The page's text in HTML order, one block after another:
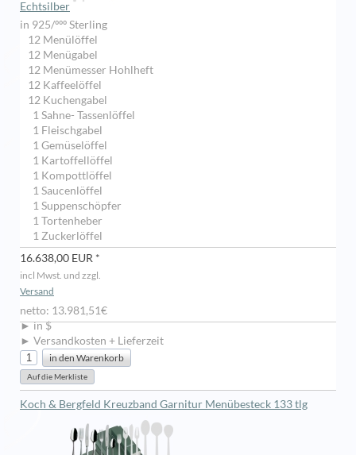
Echtsilber
in 925/ººº Sterling
12 Menülöffel
12 Menügabel
12 Menümesser Hohlheft
12 Kaffeelöffel
12 Kuchengabel
1 Sahne- Tassenlöffel
1 Fleischgabel
1 Gemüselöffel
1 Kartoffellöffel
1 Kompottlöffel
1 Saucenlöffel
1 Suppenschöpfer
1 Tortenheber
1 Zuckerlöffel
16.638,00 EUR *
incl Mwst. und zzgl.
Versand
netto: 13.981,51€
► in $
► Versandkosten + Lieferzeit
Koch & Bergfeld Kreuzband Garnitur Menübesteck 133 tlg